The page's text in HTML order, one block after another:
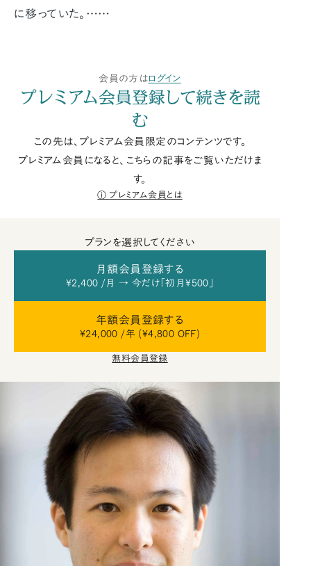
に移っていた。……
会員の方はログイン
プレミアム会員登録して続きを読
む
この先は、プレミアム会員限定のコンテンツです。
プレミアム会員になると、こちらの記事をご覧いただけま
す。
プレミアム会員とは
プランを選択してください
月額会員登録する
¥2,400 /月 → 今だけ「初月¥500」
年額会員登録する
¥24,000 /年 (¥4,800 OFF)
無料会員登録